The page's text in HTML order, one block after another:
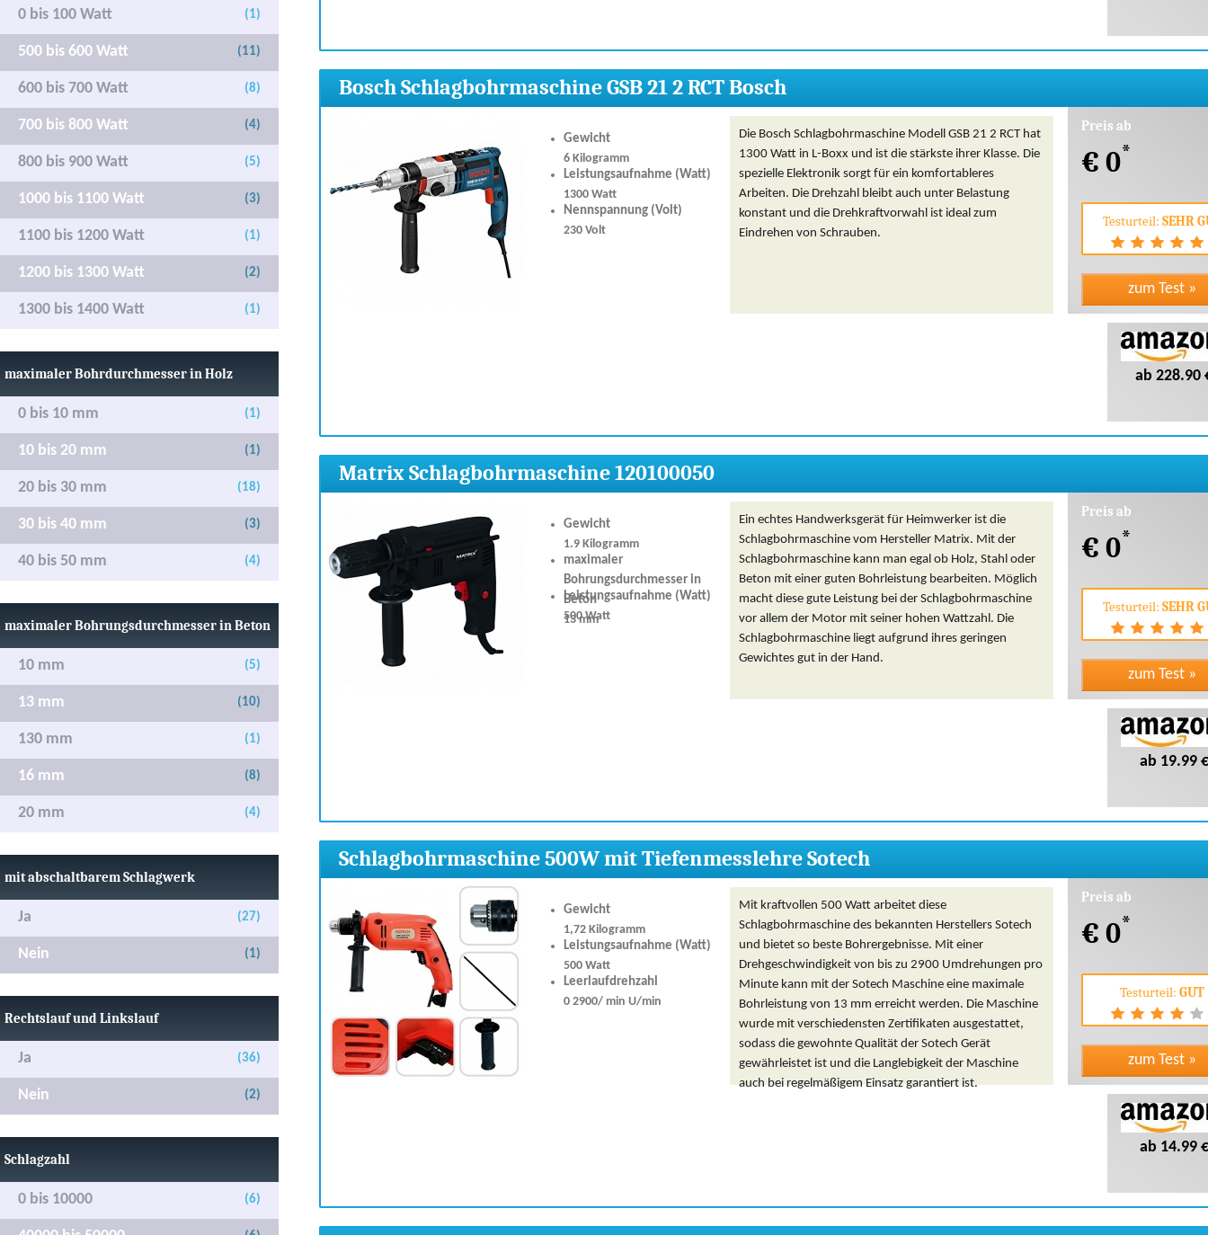
0 bis 100 Watt (1)
500 bis 600 Watt (11)
600 bis 700 Watt (8)
700 bis 800 Watt (4)
800 bis 900 Watt (5)
1000 bis 1100 Watt (3)
1100 bis 1200 Watt (1)
1200 bis 1300 Watt (2)
1300 bis 1400 Watt (1)
maximaler Bohrdurchmesser in Holz
0 bis 10 mm (1)
10 bis 20 mm (1)
20 bis 30 mm (18)
30 bis 40 mm (3)
40 bis 50 mm (4)
maximaler Bohrungsdurchmesser in Beton
10 mm (5)
13 mm (10)
130 mm (1)
16 mm (8)
20 mm (4)
mit abschaltbarem Schlagwerk
Ja (27)
Nein (1)
Rechtslauf und Linkslauf
Ja (36)
Nein (2)
Schlagzahl
0 bis 10000 (6)
Bosch Schlagbohrmaschine GSB 21 2 RCT Bosch
Gewicht
6 Kilogramm
Leistungsaufnahme (Watt)
1300 Watt
Nennspannung (Volt)
230 Volt
Die Bosch Schlagbohrmaschine Modell GSB 21 2 RCT hat
1300 Watt in L-Boxx und ist die stärkste ihrer Klasse. Die
spezielle Elektronik sorgt für ein komfortableres
Arbeiten. Die Drehzahl bleibt auch unter Belastung
konstant und die Drehkraftvorwahl ist ideal zum
Eindrehen von Schrauben.
Preis ab
€ 0*
Testurteil: SEHR
ab 228.90
Matrix Schlagbohrmaschine 120100050
Gewicht
1.9 Kilogramm
maximaler
Bohrungsdurchmesser in
Beton
13 mm
Leistungsaufnahme (Watt)
500 Watt
Ein echtes Handwerksgerät für Heimwerker ist die
Schlagbohrmaschine vom Hersteller Matrix. Mit der
Schlagbohrmaschine kann man egal ob Holz, Stahl oder
Beton mit einer guten Bohrleistung bearbeiten. Möglich
macht diese gute Leistung bei der Schlagbohrmaschine
vor allem der Motor mit seiner hohen Wattzahl. Die
Schlagbohrmaschine liegt aufgrund ihres geringen
Gewichtes gut in der Hand.
Preis ab
€ 0*
Testurteil: SEHR
ab 19.99 €
Schlagbohrmaschine 500W mit Tiefenmesslehre Sotech
Gewicht
1,72 Kilogramm
Leistungsaufnahme (Watt)
500 Watt
Leerlaufdrehzahl
0 2900/ min U/min
Mit kraftvollen 500 Watt arbeitet diese
Schlagbohrmaschine des bekannten Herstellers Sotech
und bietet so beste Bohrergebnisse. Mit einer
Drehgeschwindigkeit von bis zu 2900 Umdrehungen pro
Minute kann mit der Sotech Maschine eine maximale
Bohrleistung von 13 mm erreicht werden. Die Maschine
wurde mit verschiedensten Zertifikaten ausgestattet,
sodass die gewohnte Qualität der Sotech Gerät
gewährleistet ist und die Langlebigkeit der Maschine
auch bei regelmäßigem Einsatz garantiert ist.
Preis ab
€ 0*
Testurteil: GUT
ab 14.99 €